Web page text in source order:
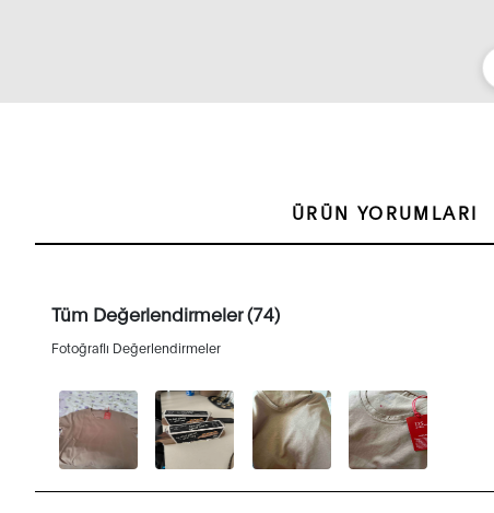
ÜRÜN YORUMLARI
Tüm Değerlendirmeler (74)
Fotoğraflı Değerlendirmeler